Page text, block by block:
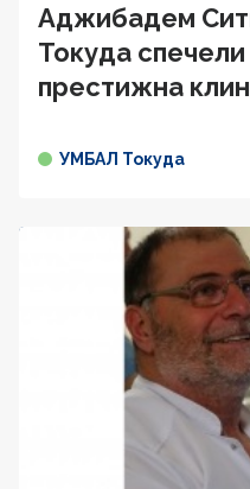
Аджибадем
Токуда
престижна
УМБАЛ Токуда